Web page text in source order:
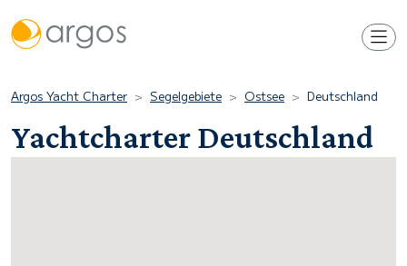
Argos Yacht Charter Segelgebiete Ostsee Deutschland
Yachtcharter Deutschland